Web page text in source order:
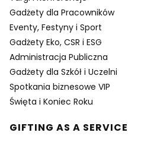
Gadżety dla Pracowników
Eventy, Festyny i Sport
Gadżety Eko, CSR i ESG
Administracja Publiczna
Gadżety dla Szkół i Uczelni
Spotkania biznesowe VIP
Święta i Koniec Roku
GIFTING AS A SERVICE